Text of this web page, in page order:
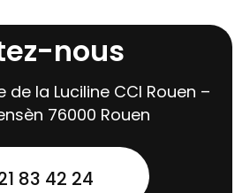
nous
de la Luciline CCI Rouen –
76000 Rouen
83 42 24